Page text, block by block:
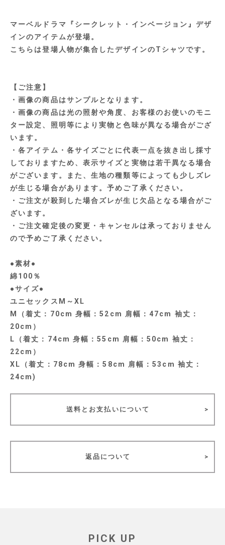
マーベルドラマ『シークレット・インベージョン』デザ
インのアイテムが登場。
こちらは登場人物が集合したデザインのTシャツです。
【ご注意】
・画像の商品はサンプルとなります。
・画像の商品は光の照射や角度、お客様のお使いのモニ
ター設定、照明等により実物と色味が異なる場合がござ
います。
・各アイテム・各サイズごとに代表一点を抜き出し採寸
しておりますため、表示サイズと実物は若干異なる場合
がございます。また、生地の種類等によっても少しズレ
が生じる場合があります。予めご了承ください。
・ご注文が殺到した場合ズレが生じ欠品となる場合がご
ざいます。
・ご注文確定後の変更・キャンセルは承っておりません
ので予めご了承ください。
●素材●
綿100％
●サイズ●
ユニセックスM～XL
M（着丈：70cm 身幅：52cm 肩幅：47cm 袖丈：
20cm）
L（着丈：74cm 身幅：55cm 肩幅：50cm 袖丈：
22cm）
XL（着丈：78cm 身幅：58cm 肩幅：53cm 袖丈：
24cm)
送料とお支払いについて
返品について
PICK UP